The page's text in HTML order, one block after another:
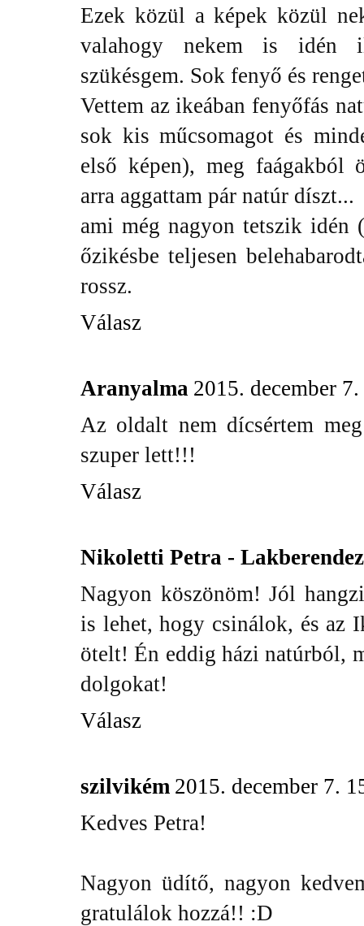
Ezek közül a képek közül
valahogy nekem is idén
szükésgem. Sok fenyő és
Vettem az ikeában fenyőfás
sok kis műcsomagot és
első képen), meg faágakból
arra aggattam pár natúr díszt...
ami még nagyon tetszik idén
őzikésbe teljesen
rossz.
Válasz
Aranyalma 2015. december
Az oldalt nem dícsértem
szuper lett!!!
Válasz
Nikoletti Petra -
Nagyon köszönöm! Jól
is lehet, hogy csinálok, és az
ötelt! Én eddig házi natúrból,
dolgokat!
Válasz
szilvikém 2015. december 7.
Kedves Petra!
Nagyon üdítő, nagyon
gratulálok hozzá!! :D